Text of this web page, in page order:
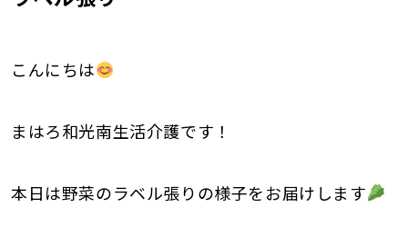
こんにちは
まはろ和光南生活介護です！
本日は野菜のラベル張りの様子をお届けします